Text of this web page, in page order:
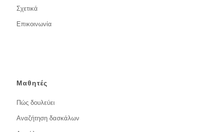
Σχετικά
Επικοινωνία
Μαθητές
Πώς δουλεύει
Αναζήτηση δασκάλων